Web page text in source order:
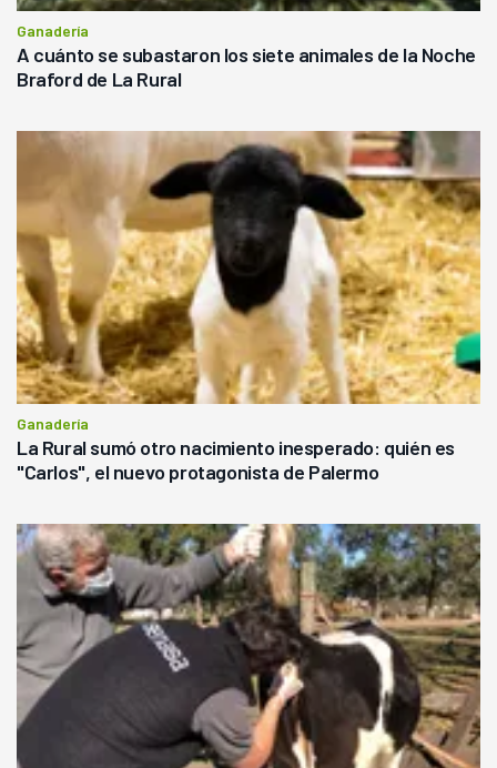
Ganadería
A cuánto se subastaron los siete animales de la Noche
Braford de La Rural
Ganadería
La Rural sumó otro nacimiento inesperado: quién es
"Carlos", el nuevo protagonista de Palermo